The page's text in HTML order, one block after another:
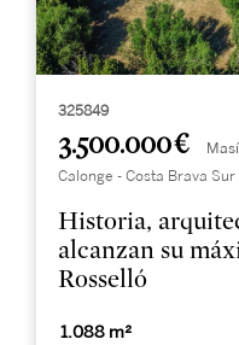
325849
3.500.000 €
Calonge - Costa Brava Sur
Historia,
alcanzan su
Rosselló
1.088 m²